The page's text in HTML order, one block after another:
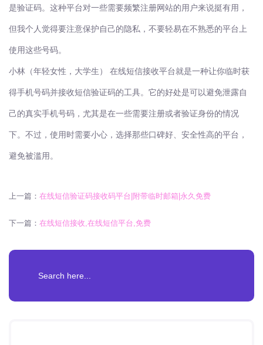
是验证码。这种平台对一些需要频繁注册网站的用户来说挺有用，
但我个人觉得要注意保护自己的隐私，不要轻易在不熟悉的平台上
使用这些号码。
小林（年轻女性，大学生） 在线短信接收平台就是一种让你临时获
得手机号码并接收短信验证码的工具。它的好处是可以避免泄露自
己的真实手机号码，尤其是在一些需要注册或者验证身份的情况
下。不过，使用时需要小心，选择那些口碑好、安全性高的平台，
避免被滥用。
上一篇： 在线短信验证码接收码平台|附带临时邮箱|永久免费
下一篇： 在线短信接收,在线短信平台,免费